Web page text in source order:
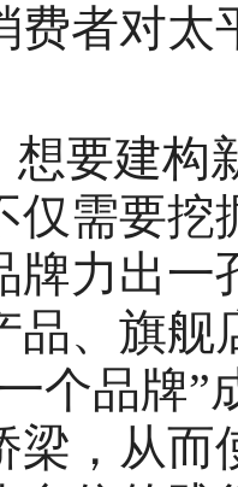
费者对太
想要建构
仅需要
牌力出一
品、旗舰
个品牌
梁，从